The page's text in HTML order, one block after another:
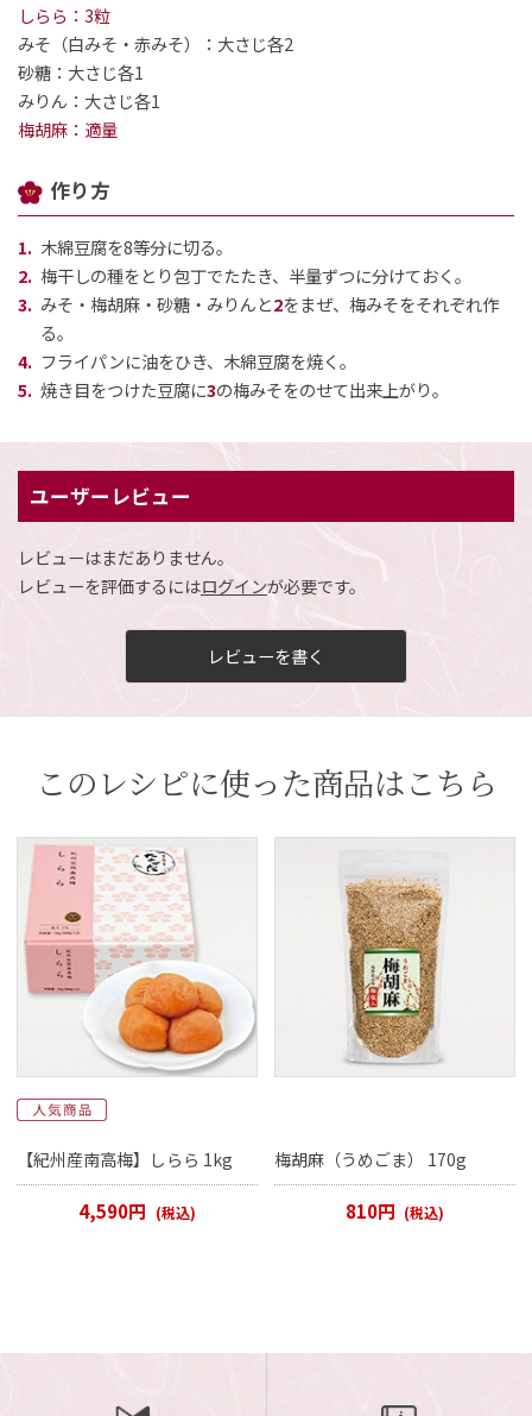
お問い合わせ
0120-12-2486
休業日：日曜・祝日／土曜は不定休
お問い合わせフォームはこちら
閉じる
しらら：3粒
みそ（白みそ・赤みそ）：大さじ各2
砂糖：大さじ各1
みりん：大さじ各1
梅胡麻：適量
作り方
木綿豆腐を8等分に切る。
梅干しの種をとり包丁でたたき、半量ずつに分けておく。
みそ・梅胡麻・砂糖・みりんと2をまぜ、梅みそをそれぞれ作
る。
フライパンに油をひき、木綿豆腐を焼く。
焼き目をつけた豆腐に3の梅みそをのせて出来上がり。
ユーザーレビュー
レビューはまだありません。
レビューを評価するにはログインが必要です。
レビューを書く
このレシピに使った商品はこちら
【紀州産南高梅】しらら 1kg
4,590円 (税込)
梅胡麻（うめごま） 170g
810円 (税込)